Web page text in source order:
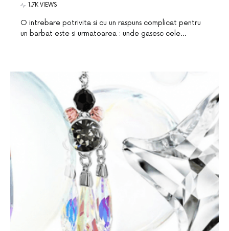
1.7K VIEWS
O intrebare potrivita si cu un raspuns complicat pentru
un barbat este si urmatoarea : unde gasesc cele…